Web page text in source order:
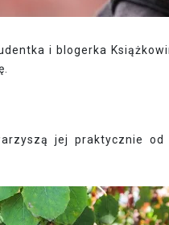
i blogerka
jej praktycznie